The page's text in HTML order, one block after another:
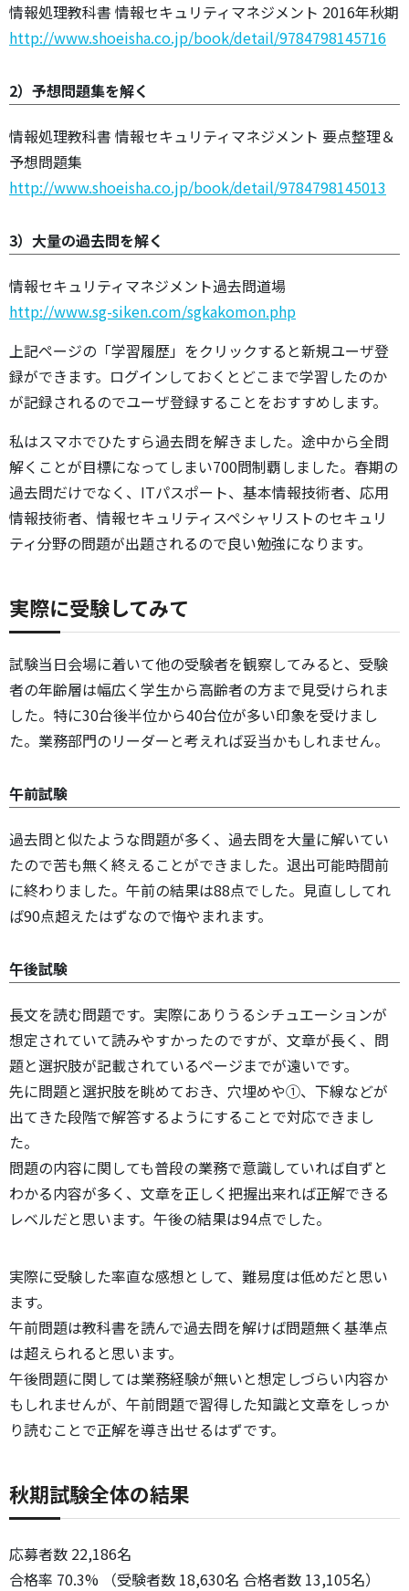
情報処理教科書 情報セキュリティマネジメント 2016年秋期
http://www.shoeisha.co.jp/book/detail/9784798145716
2）予想問題集を解く
情報処理教科書 情報セキュリティマネジメント 要点整理＆
予想問題集
http://www.shoeisha.co.jp/book/detail/9784798145013
3）大量の過去問を解く
情報セキュリティマネジメント過去問道場
http://www.sg-siken.com/sgkakomon.php
上記ページの「学習履歴」をクリックすると新規ユーザ登
録ができます。ログインしておくとどこまで学習したのか
が記録されるのでユーザ登録することをおすすめします。
私はスマホでひたすら過去問を解きました。途中から全問
解くことが目標になってしまい700問制覇しました。春期の
過去問だけでなく、ITパスポート、基本情報技術者、応用
情報技術者、情報セキュリティスペシャリストのセキュリ
ティ分野の問題が出題されるので良い勉強になります。
実際に受験してみて
試験当日会場に着いて他の受験者を観察してみると、受験
者の年齢層は幅広く学生から高齢者の方まで見受けられま
した。特に30台後半位から40台位が多い印象を受けまし
た。業務部門のリーダーと考えれば妥当かもしれません。
午前試験
過去問と似たような問題が多く、過去問を大量に解いてい
たので苦も無く終えることができました。退出可能時間前
に終わりました。午前の結果は88点でした。見直ししてれ
ば90点超えたはずなので悔やまれます。
午後試験
長文を読む問題です。実際にありうるシチュエーションが
想定されていて読みやすかったのですが、文章が長く、問
題と選択肢が記載されているページまでが遠いです。
先に問題と選択肢を眺めておき、穴埋めや①、下線などが
出てきた段階で解答するようにすることで対応できまし
た。
問題の内容に関しても普段の業務で意識していれば自ずと
わかる内容が多く、文章を正しく把握出来れば正解できる
レベルだと思います。午後の結果は94点でした。
実際に受験した率直な感想として、難易度は低めだと思い
ます。
午前問題は教科書を読んで過去問を解けば問題無く基準点
は超えられると思います。
午後問題に関しては業務経験が無いと想定しづらい内容か
もしれませんが、午前問題で習得した知識と文章をしっか
り読むことで正解を導き出せるはずです。
秋期試験全体の結果
応募者数 22,186名
合格率 70.3% （受験者数 18,630名 合格者数 13,105名）